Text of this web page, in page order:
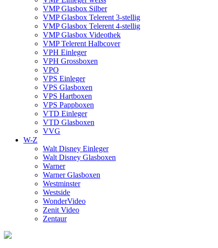
VMP Glasbox Silber
VMP Glasbox Telerent 3-stellig
VMP Glasbox Telerent 4-stellig
VMP Glasbox Videothek
VMP Telerent Halbcover
VPH Einleger
VPH Grossboxen
VPO
VPS Einleger
VPS Glasboxen
VPS Hartboxen
VPS Pappboxen
VTD Einleger
VTD Glasboxen
VVG
W-Z
Walt Disney Einleger
Walt Disney Glasboxen
Warner
Warner Glasboxen
Westminster
Westside
WonderVideo
Zenit Video
Zentaur